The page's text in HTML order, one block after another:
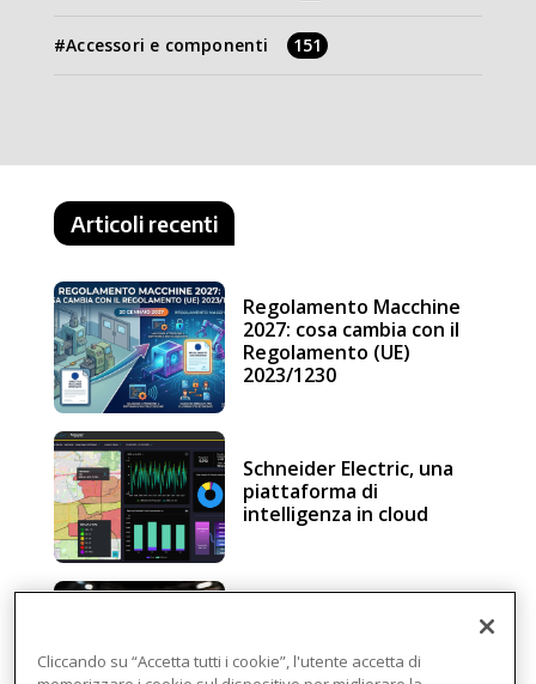
Accessori e componenti 151
Articoli recenti
Regolamento Macchine
2027: cosa cambia con il
Regolamento (UE)
2023/1230
Schneider Electric, una
piattaforma di
intelligenza in cloud
Regolamento macchine
Cliccando su “Accetta tutti i cookie”, l'utente accetta di